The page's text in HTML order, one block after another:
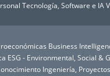
Tecnología, Software e IA
Business
ESG - Environmental, Social &
Ingeniería,